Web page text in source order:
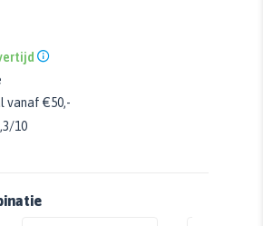
vanaf €50,-
10